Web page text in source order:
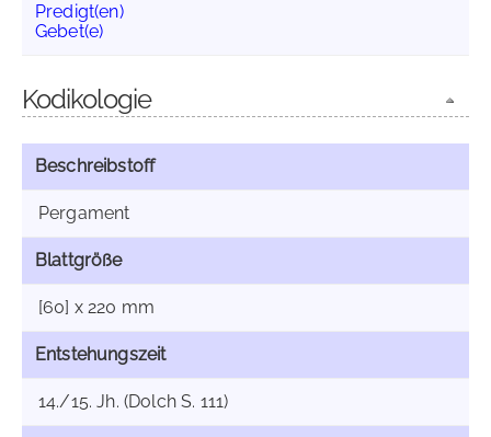
Predigt(en)
Gebet(e)
Kodikologie
Beschreibstoff
Pergament
Blattgröße
[60] x 220 mm
Entstehungszeit
14./15. Jh. (Dolch S. 111)